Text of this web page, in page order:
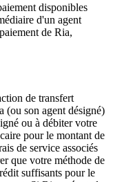
disponibles
d'un agent
de Ria,
de transfert
(ou son agent désigné)
ou à débiter votre
pour le montant de
de service associés
que votre méthode de
suffisants pour le